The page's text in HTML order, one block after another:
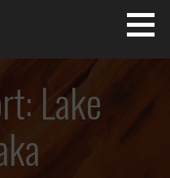
Lake